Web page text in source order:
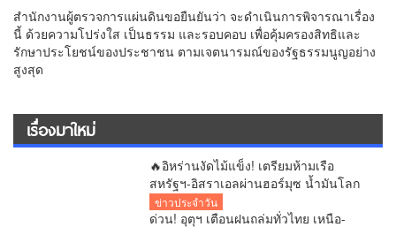
สำนักงานผู้ตรวจการแผ่นดินขอยืนยันว่า จะดำเนินการพิจารณาเรื่อง
นี้ ด้วยความโปร่งใส เป็นธรรม และรอบคอบ เพื่อคุ้มครองสิทธิและ
รักษาประโยชน์ของประชาชน ตามเจตนารมณ์ของรัฐธรรมนูญอย่าง
สูงสุด
เรื่องมาใหม่
🔥อิหร่านงัดไม้แข็ง! เตรียมห้ามเรือ
สหรัฐฯ-อิสราเอลผ่านฮอร์มุซ น้ำมันโลก
พุ่งทันที
ข่าวประจำวัน
ด่วน! อุตุฯ เตือนฝนถล่มทั่วไทย เหนือ-